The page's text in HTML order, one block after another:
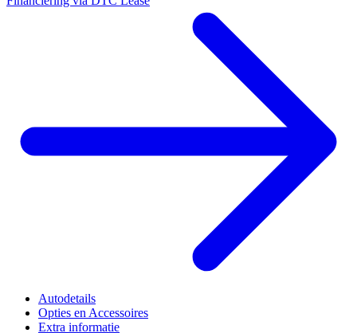
Autodetails
Opties en Accessoires
Extra informatie